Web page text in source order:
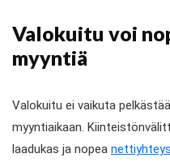
Valokuitu voi
myyntiä
Valokuitu ei vaikuta
myyntiaikaan.
laadukas ja nopea nettiyhteys